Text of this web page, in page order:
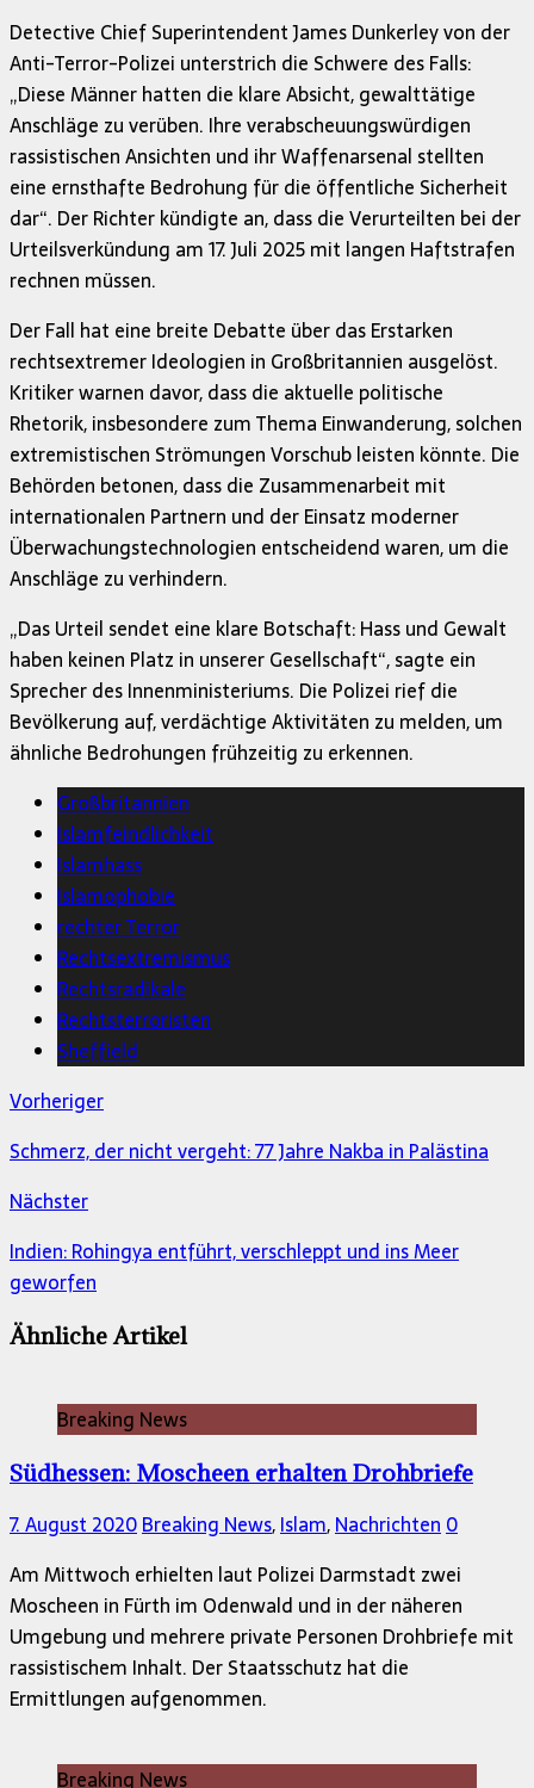
Detective Chief Superintendent James Dunkerley von der
Anti-Terror-Polizei unterstrich die Schwere des Falls:
„Diese Männer hatten die klare Absicht, gewalttätige
Anschläge zu verüben. Ihre verabscheuungswürdigen
rassistischen Ansichten und ihr Waffenarsenal stellten
eine ernsthafte Bedrohung für die öffentliche Sicherheit
dar“. Der Richter kündigte an, dass die Verurteilten bei der
Urteilsverkündung am 17. Juli 2025 mit langen Haftstrafen
rechnen müssen.
Der Fall hat eine breite Debatte über das Erstarken
rechtsextremer Ideologien in Großbritannien ausgelöst.
Kritiker warnen davor, dass die aktuelle politische
Rhetorik, insbesondere zum Thema Einwanderung, solchen
extremistischen Strömungen Vorschub leisten könnte. Die
Behörden betonen, dass die Zusammenarbeit mit
internationalen Partnern und der Einsatz moderner
Überwachungstechnologien entscheidend waren, um die
Anschläge zu verhindern.
„Das Urteil sendet eine klare Botschaft: Hass und Gewalt
haben keinen Platz in unserer Gesellschaft“, sagte ein
Sprecher des Innenministeriums. Die Polizei rief die
Bevölkerung auf, verdächtige Aktivitäten zu melden, um
ähnliche Bedrohungen frühzeitig zu erkennen.
Großbritannien
Islamfeindlichkeit
Islamhass
Islamophobie
rechter Terror
Rechtsextremismus
Rechtsradikale
Rechtsterroristen
Sheffield
Vorheriger
Schmerz, der nicht vergeht: 77 Jahre Nakba in Palästina
Nächster
Indien: Rohingya entführt, verschleppt und ins Meer
geworfen
Ähnliche Artikel
Breaking News
Südhessen: Moscheen erhalten Drohbriefe
7. August 2020Breaking News,Islam,Nachrichten0
Am Mittwoch erhielten laut Polizei Darmstadt zwei
Moscheen in Fürth im Odenwald und in der näheren
Umgebung und mehrere private Personen Drohbriefe mit
rassistischem Inhalt. Der Staatsschutz hat die
Ermittlungen aufgenommen.
Breaking News